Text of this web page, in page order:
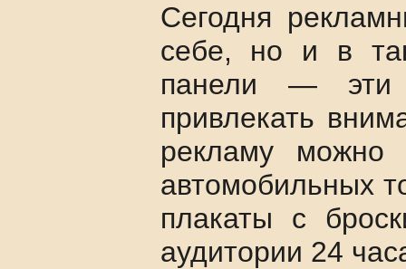
Сегодня
себе, но и в
панели — эти
привлекать
рекламу
автомобильных
плакаты с
аудитории 24